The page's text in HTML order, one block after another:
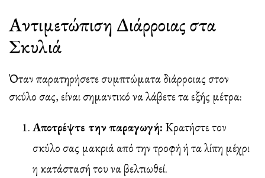
Αντιμετώπιση Διάρροιας στα
Σκυλιά
Όταν παρατηρήσετε συμπτώματα διάρροιας στον
σκύλο σας, είναι σημαντικό να λάβετε τα εξής μέτρα:
Αποτρέψτε την παραγωγή: Κρατήστε τον
σκύλο σας μακριά από την τροφή ή τα λίπη μέχρι
η κατάστασή του να βελτιωθεί.